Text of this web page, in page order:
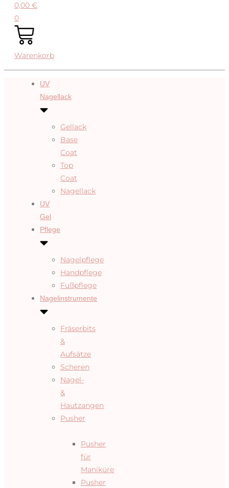
0,00 €
0
Warenkorb
UV
Nagellack
Gellack
Base
Coat
Top
Coat
Nagellack
UV
Gel
Pflege
Nagelpflege
Handpflege
Fußpflege
Nagelinstrumente
Fräserbits
&
Aufsätze
Scheren
Nagel-
&
Hautzangen
Pusher
Pusher
für
Maniküre
Pusher